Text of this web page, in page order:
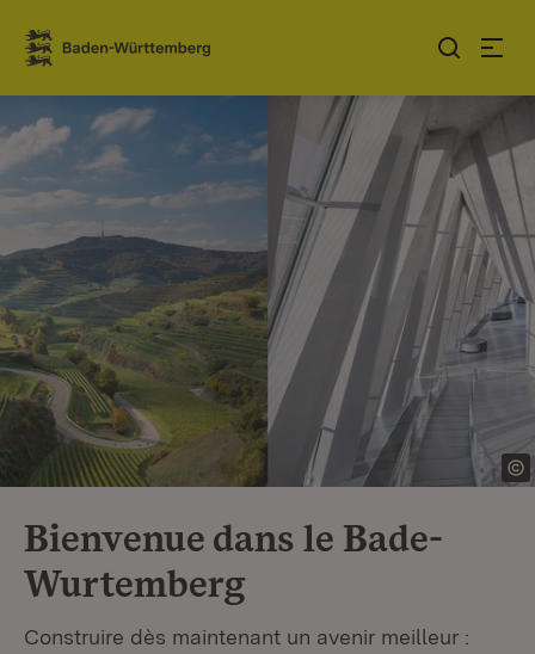
Sauter au contenu
Link zur Startseite
Bienvenue dans le Bade-
Wurtemberg
Construire dès maintenant un avenir meilleur :